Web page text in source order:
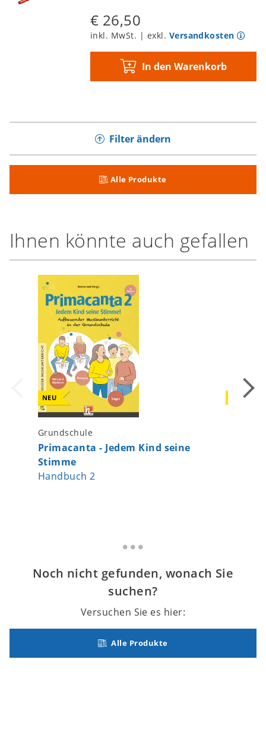
€ 26,50
inkl. MwSt. | exkl. Versandkosten
In den Warenkorb
Filter ändern
Alle Produkte
Ihnen könnte auch gefallen
NEU
Grundschule
Primacanta - Jedem Kind seine
Stimme
Handbuch 2
NEU
Noch nicht gefunden, wonach Sie
suchen?
Versuchen Sie es hier:
Alle Produkte